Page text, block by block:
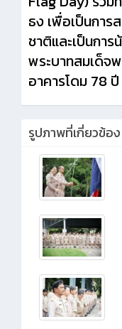
ธง เพื่อเป็นการ
ชาติและเป็นกา
พระบาทสมเด็จ
อาคารโดม 78
รูปภาพที่เกี่ยวข้อง